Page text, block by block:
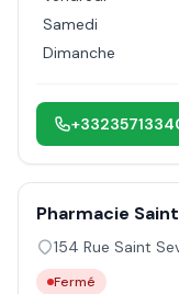
Samedi
Dimanche
Pharmacie
154 Rue Saint
Fermé